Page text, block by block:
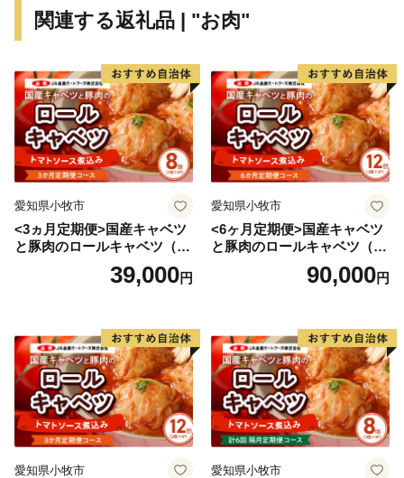
す。
なりましたが、
当時の尼崎城西三の丸エリアにあたる尼崎城址公園内に
本丸の一部である
天守が整備されることとなり、
平成31年3月、400年の時を越えてついに尼崎城が蘇り
関連する返礼品 | "お肉"
愛知県小牧市
<3ヵ月定期便>国産キャベツ
と豚肉のロールキャベツ（4P
39,000円
愛知県小牧市
<6ヶ月定期便>国産キャベツ
と豚肉のロールキャベツ（6P
90,000円
愛知県小牧市 愛知県小牧市